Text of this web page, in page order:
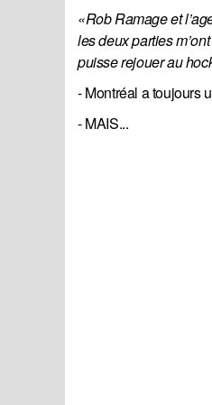
«Rob Ramage et
les deux parties
puisse rejouer au
- Montréal a toujours
- MAIS...